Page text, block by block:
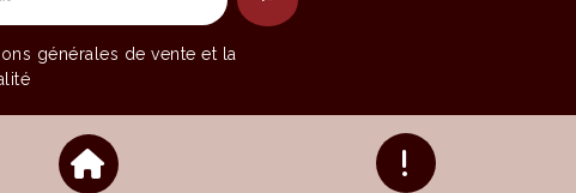
générales de vente et la